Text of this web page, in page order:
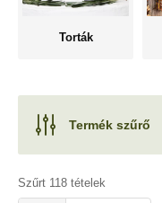
Torták
Termék szűrő
Szűrt 118 tételek